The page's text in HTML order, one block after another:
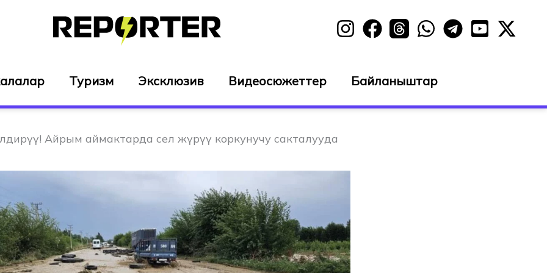
Туризм Эксклюзив Видеосюжеттер Байланыштар
Айрым аймактарда сел жүрүү коркунучу сакталууда